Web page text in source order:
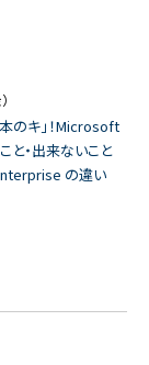
のキ」！Microsoft
と・出来ないこと
の違い